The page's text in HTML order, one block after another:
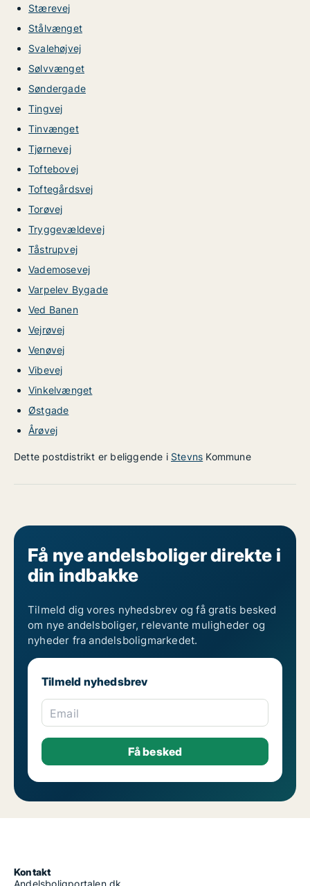
Stærevej
Stålvænget
Svalehøjvej
Sølvvænget
Søndergade
Tingvej
Tinvænget
Tjørnevej
Toftebovej
Toftegårdsvej
Torøvej
Tryggevældevej
Tåstrupvej
Vademosevej
Varpelev Bygade
Ved Banen
Vejrøvej
Venøvej
Vibevej
Vinkelvænget
Østgade
Årøvej
Dette postdistrikt er beliggende i Stevns Kommune
Få nye andelsboliger direkte i
din indbakke
Tilmeld dig vores nyhedsbrev og få gratis besked
om nye andelsboliger, relevante muligheder og
nyheder fra andelsboligmarkedet.
Tilmeld nyhedsbrev
Email
Kontakt
Andelsboligportalen.dk